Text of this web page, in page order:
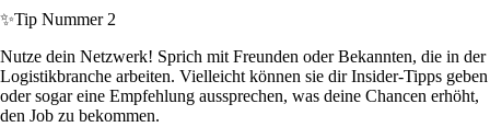
✨Tip Nummer 2
Nutze dein Netzwerk! Sprich mit Freunden oder Bekannten, die in der
Logistikbranche arbeiten. Vielleicht können sie dir Insider-Tipps geben
oder sogar eine Empfehlung aussprechen, was deine Chancen erhöht,
den Job zu bekommen.